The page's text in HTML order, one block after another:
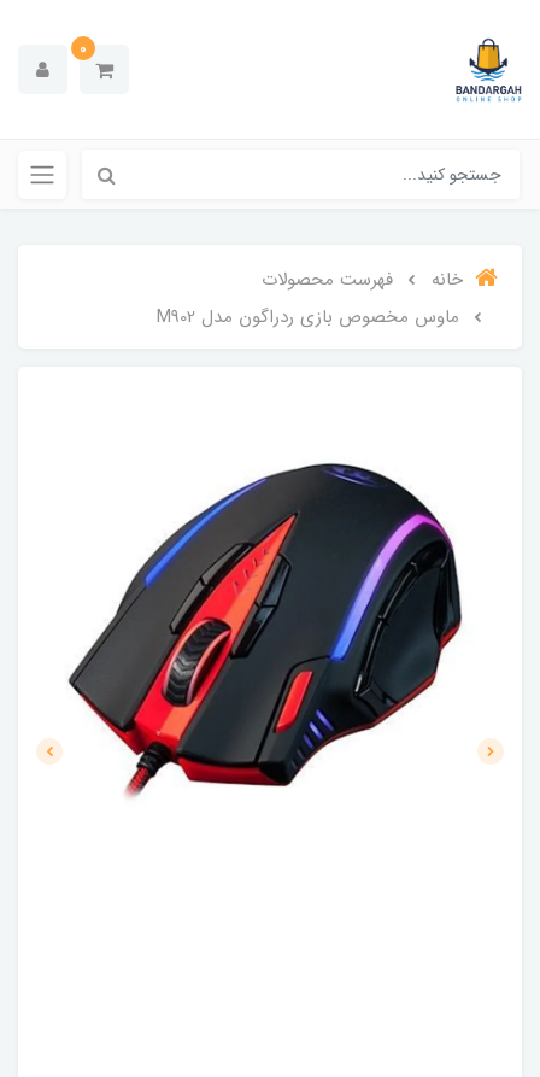
0
خانه
فهرست محصولات
ماوس مخصوص بازی ردراگون مدل M902